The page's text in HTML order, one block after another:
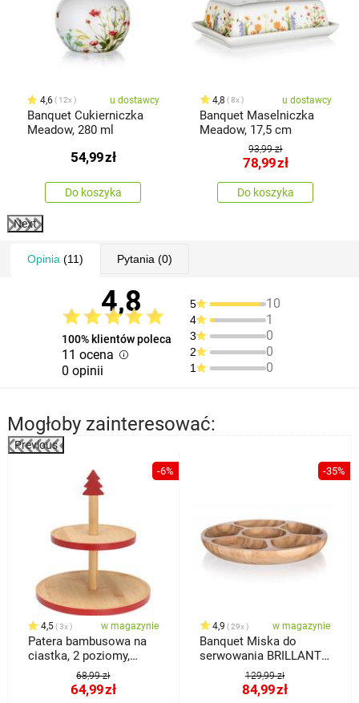
4,6 12x u dostawcy
Banquet Cukierniczka
Meadow, 280 ml
54,99zł
Do koszyka
4,8 8x u dostawcy
Banquet Maselniczka
Meadow, 17,5 cm
93,99 zł
78,99zł
Do koszyka
Next
Opinia (11) Pytania (0)
4,8
100% klientów poleca
11 ocena
0 opinii
5 10
4 1
3 0
2 0
1 0
Mogłoby zainteresować:
Previous
-6%
4,5 3x w magazynie
Patera bambusowa na
ciastka, 2 poziomy,
czerwony68,99 zł
64,99zł
-35%
4,9 29x w magazynie
Banquet Miska do
serwowania BRILLANTE
Bamboo, 31,5 x 4 cm
129,99 zł
84,99zł